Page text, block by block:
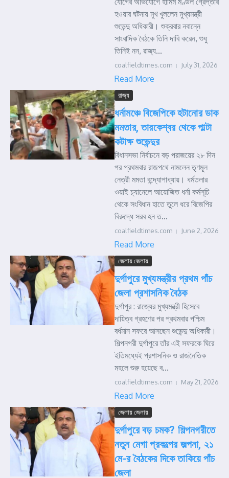
হওয়ার ঘটনায় মুখ খুললেন মুখ্যমন্ত্রী
শুভেন্দু অধিকারী। শুক্রবার নবান্নে
সাংবাদিক বৈঠকে তিনি দাবি করেন, শুধু
তিনিই নন, রাজ্য...
coalfieldtimes.com July 31, 2026
Read More
রাজ্য
ধর্নামঞ্চে বিজেপিকে হটানোর ডাক
মমতার, তারকেশ্বর থেকে পাল্টা
কটাক্ষ শুভেন্দুর
বিধানসভা নির্বাচনে বড় পরাজয়ের ২৮ দিন
পর প্রথমবার রাজপথে নামলেন তৃণমূল
নেত্রী মমতা বন্দ্যোপাধ্যায়। ধর্মতলার
ওয়াই চ্যানেলে আয়োজিত ধর্না কর্মসূচি
থেকে সংবিধান হাতে তুলে ধরে বিজেপির
বিরুদ্ধে সরব হন ত...
coalfieldtimes.com June 2, 2026
Read More
জেলায় জেলায়
দুর্গাপুরে মুখ্যমন্ত্রীর প্রথম পাঁচ
জেলা প্রশাসনিক বৈঠক
দুর্গাপুর : রাজ্যের মুখ্যমন্ত্রী হিসেবে
দায়িত্ব গ্রহণের পর প্রথমবার পশ্চিম
বর্ধমান সফরে আসছেন শুভেন্দু অধিকারী।
শিল্পনগরী দুর্গাপুরে তাঁর এই সফরকে ঘিরে
ইতিমধ্যেই প্রশাসনিক ও রাজনৈতিক
মহলে শুরু হয়েছে ব...
coalfieldtimes.com May 21, 2026
Read More
জেলায় জেলায়
দুর্গাপুরে বড় চমক? শিল্পনগরীতে
নতুন মেগা প্রকল্পের জল্পনা, ২১
মে-র বৈঠকের দিকে তাকিয়ে পাঁচ
জেলা